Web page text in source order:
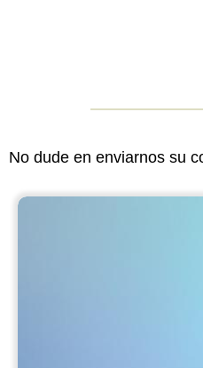
No dude en enviarnos su